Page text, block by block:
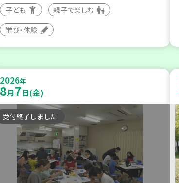
子ども 親子で楽しむ
学び・体験
2026年
8月7日(金)
受付終了しました